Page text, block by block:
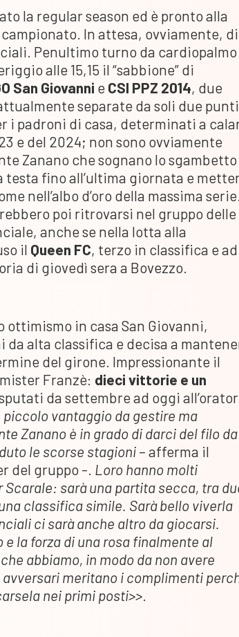
la regular season ed è pronto alla
In attesa, ovviamente, di
Penultimo turno da cardiopalmo
alle 15,15 il “sabbione” di
San Giovanni e CSI PPZ 2014, due
separate da soli due
i padroni di casa, determinati a
e del 2024; non sono ovviamente
Zanano che sognano lo sgambetto
testa fino all’ultima giornata e
nell’albo d’oro della massima serie.
poi ritrovarsi nel gruppo delle
anche se nella lotta alla
il Queen FC, terzo in classifica e ad
di giovedì sera a Bovezzo.
ottimismo in casa San Giovanni,
alta classifica e decisa a
del girone. Impressionante il
Franzè: dieci vittorie e un
da settembre ad oggi
piccolo vantaggio da gestire ma
Zanano è in grado di darci del filo da
le scorse stagioni – afferma il
del gruppo -. Loro hanno molti
sarà una partita secca, tra
classifica simile. Sarà bello viverla
ci sarà anche altro da giocarsi.
la forza di una rosa finalmente al
abbiamo, in modo da non avere
meritano i complimenti
nei primi posti>>.